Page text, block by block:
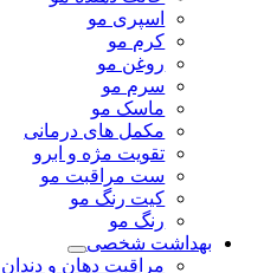
اسپری مو
کرم مو
روغن مو
سرم مو
ماسک مو
مکمل های درمانی
تقویت مژه و ابرو
ست مراقبت مو
کیت رنگ مو
رنگ مو
بهداشت شخصی
مراقبت دهان و دندان